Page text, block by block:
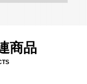
商品